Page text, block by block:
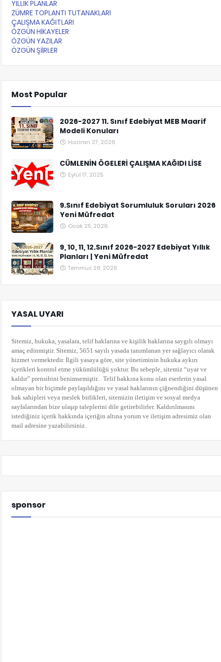
YILLIK PLANLAR
ZÜMRE TOPLANTI TUTANAKLARI
ÇALIŞMA KAĞITLARI
ÖZGÜN HİKAYELER
ÖZGÜN YAZILAR
ÖZGÜN ŞİİRLER
Most Popular
2026-2027 11. Sınıf Edebiyat MEB Maarif
Modeli Konuları
Haziran 27, 2026
CÜMLENİN ÖGELERİ ÇALIŞMA KAĞIDI LİSE
Eylül 17, 2025
9.Sınıf Edebiyat Sorumluluk Soruları 2026
Yeni Müfredat
Ocak 25, 2026
9, 10, 11, 12.Sınıf 2026-2027 Edebiyat Yıllık
Planları | Yeni Müfredat
Temmuz 28, 2026
YASAL UYARI
Sitemiz, hukuka, yasalara, telif haklarına ve kişilik haklarına saygılı olmayı
amaç edinmiştir. Sitemiz, 5651 sayılı yasada tanımlanan yer sağlayıcı olarak
hizmet vermektedir. İlgili yasaya göre, site yönetiminin hukuka aykırı
içerikleri kontrol etme yükümlülüğü yoktur. Bu sebeple, sitemiz “uyar ve
kaldır” prensibini benimsemiştir. . Telif hakkına konu olan eserlerin yasal
olmayan bir biçimde paylaşıldığını ve yasal haklarının çiğnendiğini düşünen
hak sahipleri veya meslek birlikleri, sitemizin iletişim ve sosyal medya
sayfalarından bize ulaşıp taleplerini dile getirebilirler. Kaldırılmasını
istediğiniz içerik hakkında içeriğin altına yorumve iletişim adresimiz olan
mail adresine yazabilirsiniz.
sponsor